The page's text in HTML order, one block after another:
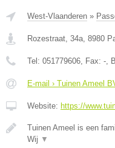
West-Vlaanderen »
Rozestraat, 34a, 8980
Tel: 051779606, Fax: -,
E-mail › Tuinen Ameel
Website: https://
Tuinen Ameel is een
Wij ▼